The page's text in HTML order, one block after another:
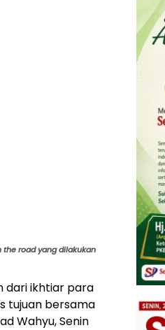
road yang dilakukan
dari ikhtiar para
tujuan bersama
Wahyu, Senin